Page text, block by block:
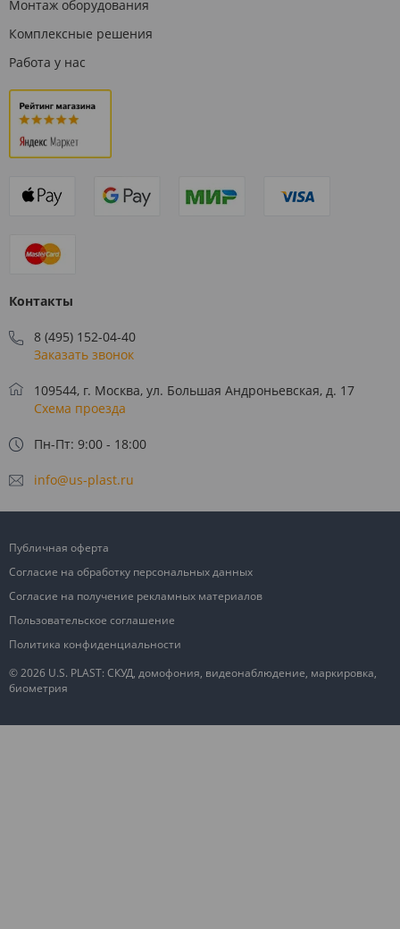
Монтаж оборудования
Комплексные решения
Работа у нас
Контакты
8 (495) 152-04-40
Заказать звонок
109544, г. Москва, ул. Большая Андроньевская, д. 17
Схема проезда
Пн-Пт: 9:00 - 18:00
info@us-plast.ru
© 2026 U.S. PLAST: СКУД, домофония, видеонаблюдение, маркировка,
биометрия
Публичная оферта
Согласие на обработку персональных данных
Согласие на получение рекламных материалов
Пользовательское соглашение
Политика конфиденциальности